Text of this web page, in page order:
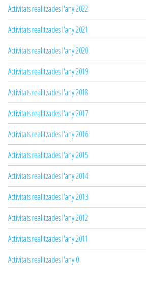
Activitats realitzades l'any 2022
Activitats realitzades l'any 2021
Activitats realitzades l'any 2020
Activitats realitzades l'any 2019
Activitats realitzades l'any 2018
Activitats realitzades l'any 2017
Activitats realitzades l'any 2016
Activitats realitzades l'any 2015
Activitats realitzades l'any 2014
Activitats realitzades l'any 2013
Activitats realitzades l'any 2012
Activitats realitzades l'any 2011
Activitats realitzades l'any 0